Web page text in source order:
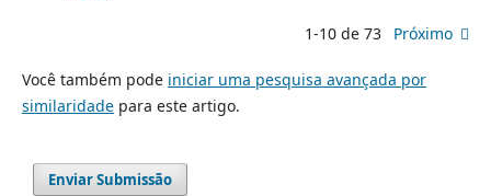
1-10 de 73 Próximo
Você também pode iniciar uma pesquisa avançada por
similaridadepara este artigo.
Enviar Submissão